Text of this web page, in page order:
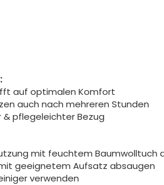
auf optimalen Komfort
auch nach mehreren Stunden
pflegeleichter Bezug
mit feuchtem Baumwolltuch
geeignetem Aufsatz absaugen
verwenden